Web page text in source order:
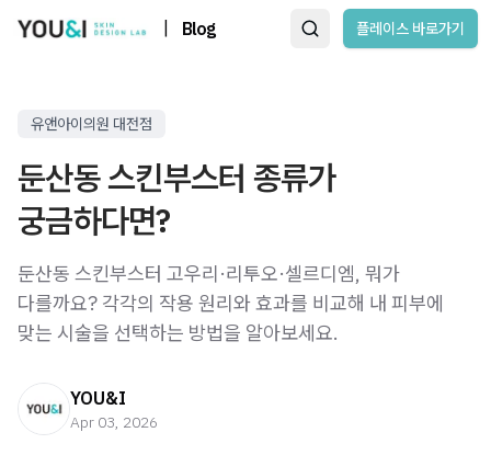
Blog 플레이스 바로가기
유앤아이의원 대전점
둔산동 스킨부스터 종류가
궁금하다면?
둔산동 스킨부스터 고우리·리투오·셀르디엠, 뭐가
다를까요? 각각의 작용 원리와 효과를 비교해 내 피부에
맞는 시술을 선택하는 방법을 알아보세요.
YOU&I
Apr 03, 2026